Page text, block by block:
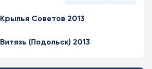
Крылья Советов 2013
Витязь (Подольск) 2013